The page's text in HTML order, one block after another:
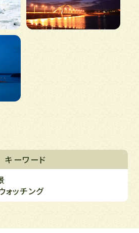
キーワード
ォッチング